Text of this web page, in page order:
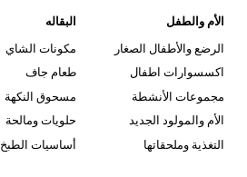
الأم والطفل
الرضع والأطفال الصغار
اكسسوارات اطفال
مجموعات الأنشطة
الأم والمولود الجديد
التغذية وملحقاتها
البقاله
مكونات الشاي
طعام جاف
مسحوق النكهة
حلويات ومالحة
أساسيات الطبخ